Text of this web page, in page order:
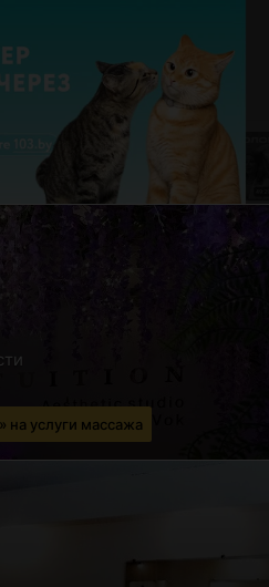
на услуги массажа